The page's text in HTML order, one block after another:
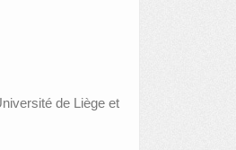
de Liège et